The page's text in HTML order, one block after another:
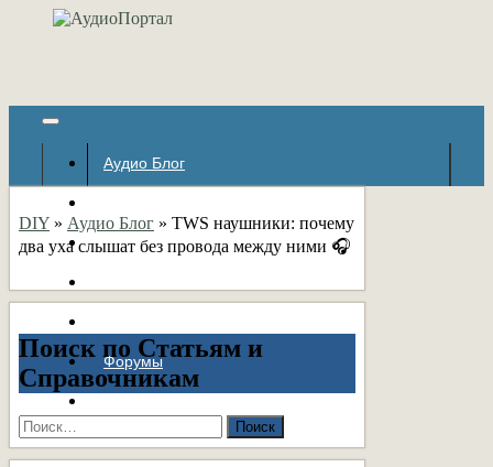
Аудио Блог
Авторские страницы
Форумы
DIY » Аудио Блог » TWS наушники: почему
два уха слышат без провода между ними 🎧
Поиск по Статьям и
Справочникам
Найти: